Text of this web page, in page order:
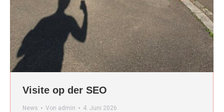
Visite op der SEO
News Von admin 4. Juni 2026